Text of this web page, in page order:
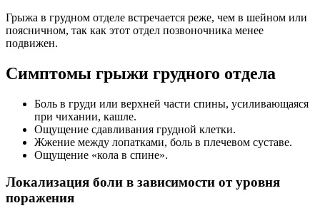
Грыжа в грудном отделе встречается реже, чем в шейном или
поясничном, так как этот отдел позвоночника менее
подвижен.
Симптомы грыжи грудного отдела
Боль в груди или верхней части спины, усиливающаяся
при чихании, кашле.
Ощущение сдавливания грудной клетки.
Жжение между лопатками, боль в плечевом суставе.
Ощущение «кола в спине».
Локализация боли в зависимости от уровня
поражения